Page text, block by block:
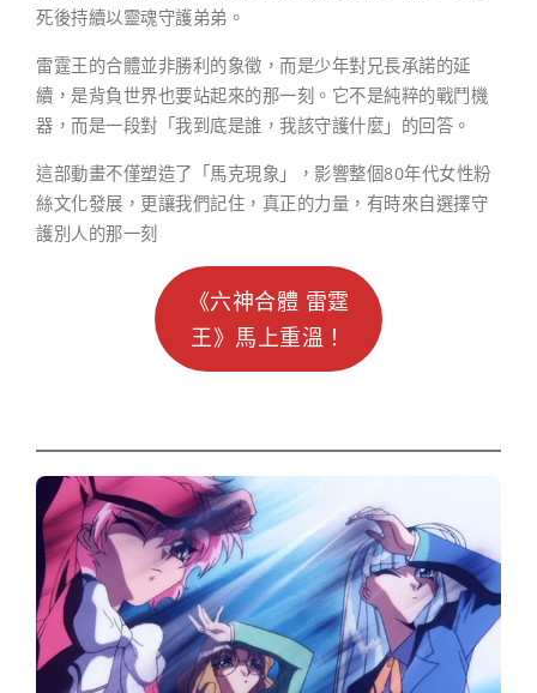
死後持續以靈魂守護弟弟。
雷霆王的合體並非勝利的象徵，而是少年對兄長承諾的延
續，是背負世界也要站起來的那一刻。它不是純粹的戰鬥機
器，而是一段對「我到底是誰，我該守護什麼」的回答。
這部動畫不僅塑造了「馬克現象」，影響整個80年代女性粉
絲文化發展，更讓我們記住，真正的力量，有時來自選擇守
護別人的那一刻
《六神合體 雷霆
王》馬上重溫！